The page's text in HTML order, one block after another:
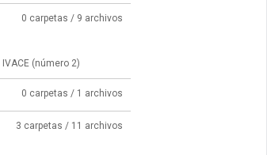
0 carpetas / 9 archivos
(número 2)
0 carpetas / 1 archivos
3 carpetas / 11 archivos